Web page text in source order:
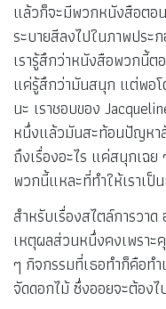
แล้วก็จะมีพวกหนังสือตอน
ระบายสีลงไปในภาพประ
เรารู้สึกว่าหนังสือพวกนี้ต
แค่รู้สึกว่ามันสนุก แต่พอ
นะ เราชอบของ
หนึ่งแล้วมันสะท้อนปัญหาสั
ถึงเรื่องอะไร แค่สนุกเฉ
พวกนี้แหละที่ทำให้เราเป็
สำหรับเรื่องสไตล์การวา
เหตุผลส่วนหนึ่งคงเพรา
ๆ กิจกรรมที่เธอทำก็คือท
จัดดอกไม้ ซึ่งออยจะต้อง